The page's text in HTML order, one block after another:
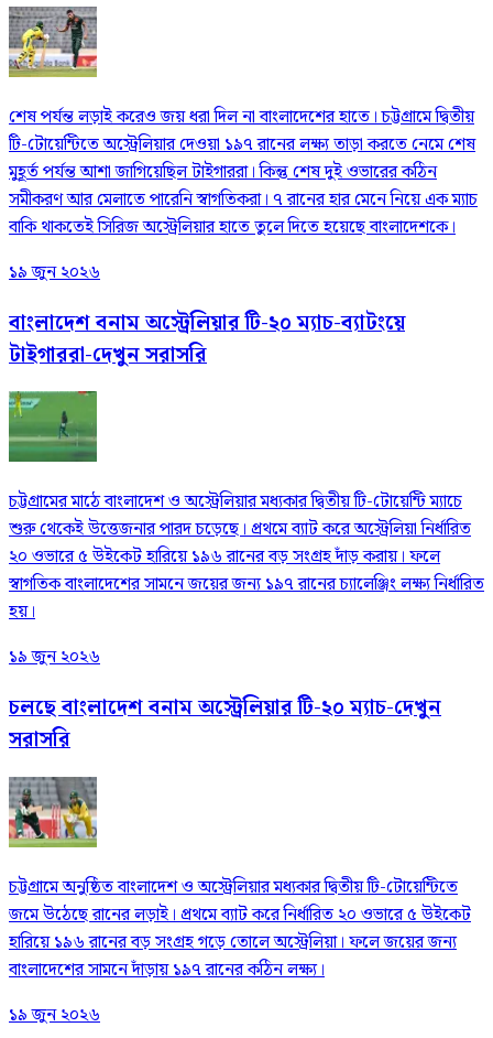
শেষ পর্যন্ত লড়াই করেও জয় ধরা দিল না বাংলাদেশের হাতে। চট্টগ্রামে দ্বিতীয়
টি-টোয়েন্টিতে অস্ট্রেলিয়ার দেওয়া ১৯৭ রানের লক্ষ্য তাড়া করতে নেমে শেষ
মুহূর্ত পর্যন্ত আশা জাগিয়েছিল টাইগাররা। কিন্তু শেষ দুই ওভারের কঠিন
সমীকরণ আর মেলাতে পারেনি স্বাগতিকরা। ৭ রানের হার মেনে নিয়ে এক ম্যাচ
বাকি থাকতেই সিরিজ অস্ট্রেলিয়ার হাতে তুলে দিতে হয়েছে বাংলাদেশকে।
১৯ জুন ২০২৬
বাংলাদেশ বনাম অস্ট্রেলিয়ার টি-২০ ম্যাচ-ব্যাটংয়ে
টাইগাররা-দেখুন সরাসরি
চট্টগ্রামের মাঠে বাংলাদেশ ও অস্ট্রেলিয়ার মধ্যকার দ্বিতীয় টি-টোয়েন্টি ম্যাচে
শুরু থেকেই উত্তেজনার পারদ চড়েছে। প্রথমে ব্যাট করে অস্ট্রেলিয়া নির্ধারিত
২০ ওভারে ৫ উইকেট হারিয়ে ১৯৬ রানের বড় সংগ্রহ দাঁড় করায়। ফলে
স্বাগতিক বাংলাদেশের সামনে জয়ের জন্য ১৯৭ রানের চ্যালেঞ্জিং লক্ষ্য নির্ধারিত
হয়।
১৯ জুন ২০২৬
চলছে বাংলাদেশ বনাম অস্ট্রেলিয়ার টি-২০ ম্যাচ-দেখুন
সরাসরি
চট্টগ্রামে অনুষ্ঠিত বাংলাদেশ ও অস্ট্রেলিয়ার মধ্যকার দ্বিতীয় টি-টোয়েন্টিতে
জমে উঠেছে রানের লড়াই। প্রথমে ব্যাট করে নির্ধারিত ২০ ওভারে ৫ উইকেট
হারিয়ে ১৯৬ রানের বড় সংগ্রহ গড়ে তোলে অস্ট্রেলিয়া। ফলে জয়ের জন্য
বাংলাদেশের সামনে দাঁড়ায় ১৯৭ রানের কঠিন লক্ষ্য।
১৯ জুন ২০২৬